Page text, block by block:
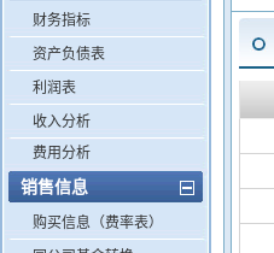
财务指标
资产负债表
利润表
收入分析
费用分析
销售信息
购买信息（费率表）